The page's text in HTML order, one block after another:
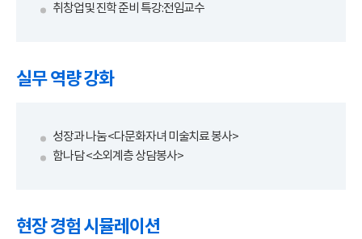
취창업및 진학 준비 특강:전임교수
실무 역량 강화
성장과 나눔 <다문화자녀 미술치료 봉사>
함나담 <소외계층 상담봉사>
현장 경험 시뮬레이션